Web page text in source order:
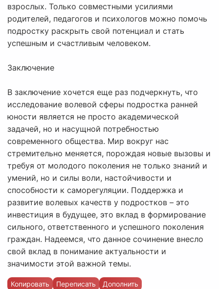
взрослых. Только совместными усилиями
родителей, педагогов и психологов можно помочь
подростку раскрыть свой потенциал и стать
успешным и счастливым человеком.
Заключение
В заключение хочется еще раз подчеркнуть, что
исследование волевой сферы подростка ранней
юности является не просто академической
задачей, но и насущной потребностью
современного общества. Мир вокруг нас
стремительно меняется, порождая новые вызовы и
требуя от молодого поколения не только знаний и
умений, но и силы воли, настойчивости и
способности к саморегуляции. Поддержка и
развитие волевых качеств у подростков – это
инвестиция в будущее, это вклад в формирование
сильного, ответственного и успешного поколения
граждан. Надеемся, что данное сочинение внесло
свой вклад в понимание актуальности и
значимости этой важной темы.
Копировать Переписать Дополнить